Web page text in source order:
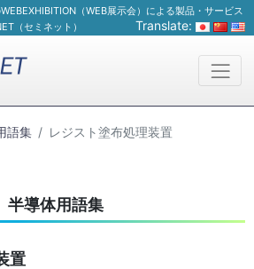
（WEB展示会）による製品・サービス
（セミネット）
Translate:
語集 レジスト塗布処理装置
半導体用語集
置